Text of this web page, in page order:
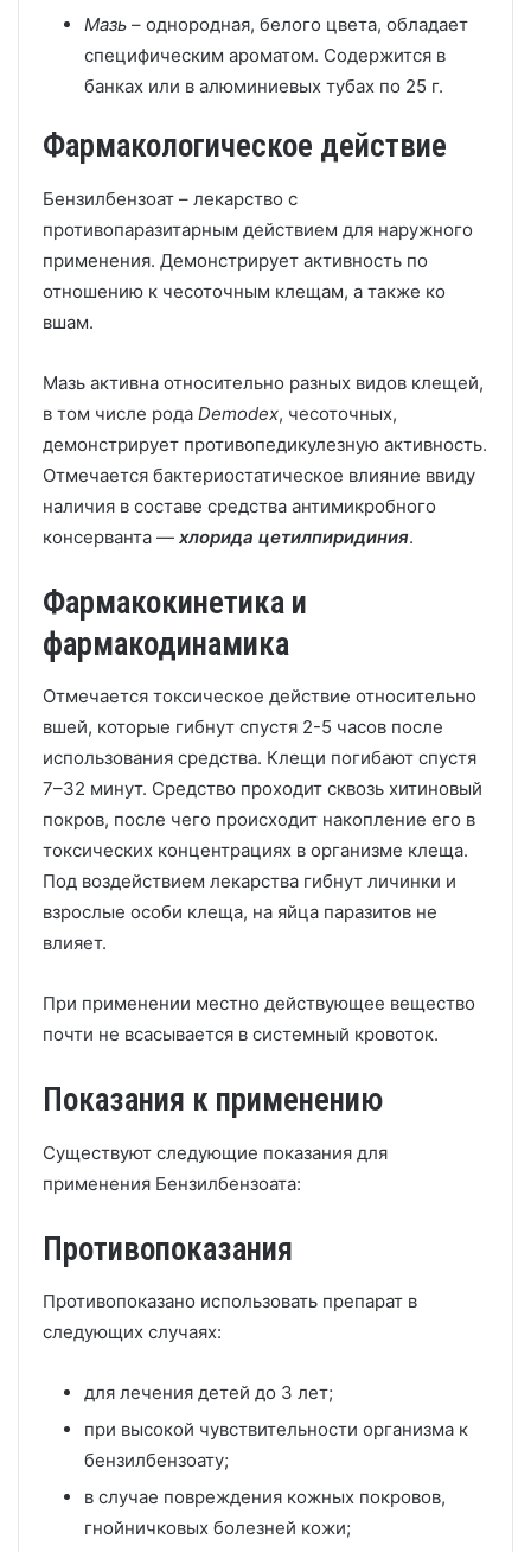
Мазь – однородная, белого цвета, обладает
специфическим ароматом. Содержится в
банках или в алюминиевых тубах по 25 г.
Фармакологическое действие
Бензилбензоат – лекарство с
противопаразитарным действием для наружного
применения. Демонстрирует активность по
отношению к чесоточным клещам, а также ко
вшам.
Мазь активна относительно разных видов клещей,
в том числе рода Demodex, чесоточных,
демонстрирует противопедикулезную активность.
Отмечается бактериостатическое влияние ввиду
наличия в составе средства антимикробного
консерванта — хлорида цетилпиридиния.
Фармакокинетика и
фармакодинамика
Отмечается токсическое действие относительно
вшей, которые гибнут спустя 2-5 часов после
использования средства. Клещи погибают спустя
7–32 минут. Средство проходит сквозь хитиновый
покров, после чего происходит накопление его в
токсических концентрациях в организме клеща.
Под воздействием лекарства гибнут личинки и
взрослые особи клеща, на яйца паразитов не
влияет.
При применении местно действующее вещество
почти не всасывается в системный кровоток.
Показания к применению
Существуют следующие показания для
применения Бензилбензоата:
Противопоказания
Противопоказано использовать препарат в
следующих случаях:
для лечения детей до 3 лет;
при высокой чувствительности организма к
бензилбензоату;
в случае повреждения кожных покровов,
гнойничковых болезней кожи;